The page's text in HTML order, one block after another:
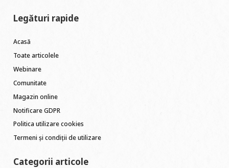
Legături rapide
Acasă
Toate articolele
Webinare
Comunitate
Magazin online
Notificare GDPR
Politica utilizare cookies
Termeni și condiții de utilizare
Categorii articole